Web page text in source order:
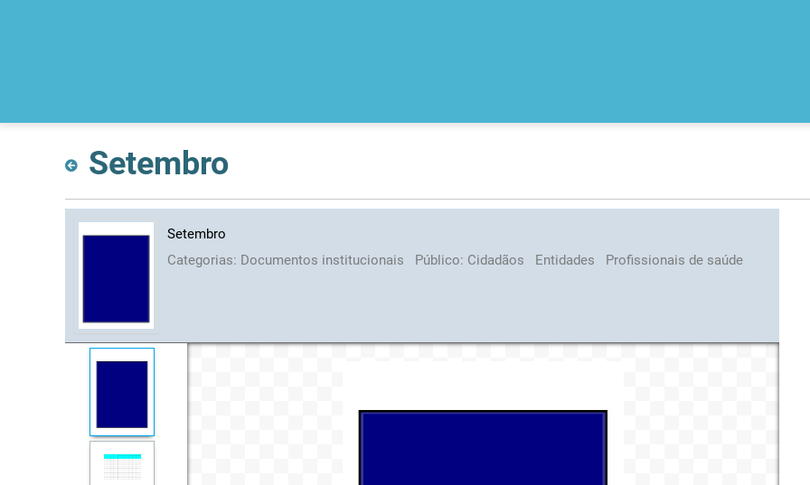
Setembro
Setembro
Categorias: Documentos institucionais Público: Cidadãos Entidades Profissionais de saúde